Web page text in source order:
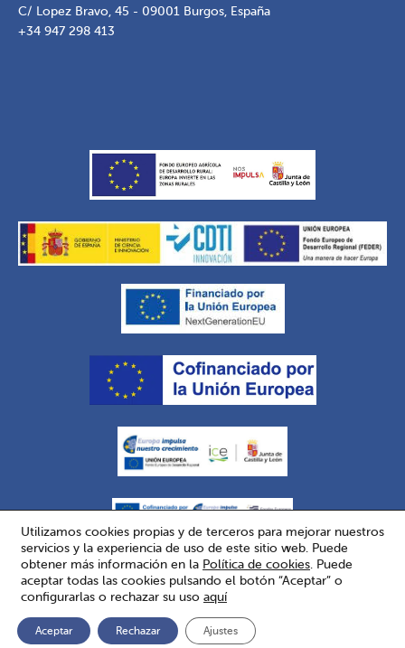
C/ Lopez Bravo, 45 - 09001 Burgos, España
+34 947 298 413
Copyright © 2026 Eurofrits. Todos los derechos reservados.
Términos de uso .Política de Cookies.Configuración de las Cookies
Contacto
Utilizamos cookies propias y de terceros para mejorar nuestros
servicios y la experiencia de uso de este sitio web. Puede
obtener más información en la Política de cookies . Puede
aceptar todas las cookies pulsando el botón “Aceptar” o
configurarlas o rechazar su uso aquí
Aceptar Rechazar Ajustes